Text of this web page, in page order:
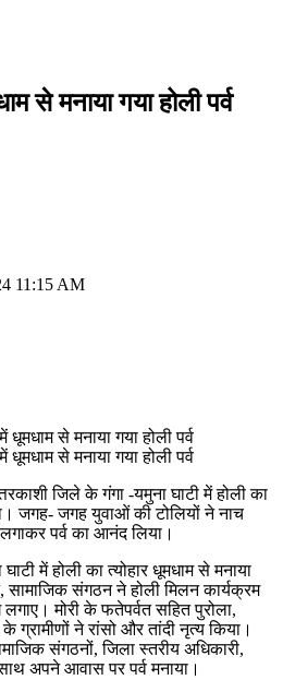
से मनाया गया होली पर्व
11:15 AM
जिले के गंगा -यमुना घाटी में होली का
जगह- जगह युवाओं की टोलियों ने नाच
पर्व का आनंद लिया।
में होली का त्योहार धूमधाम से मनाया
सामाजिक संगठन ने होली मिलन कार्यक्रम
मोरी के फतेपर्वत सहित पुरोला,
ग्रामीणों ने रांसो और तांदी नृत्य किया।
संगठनों, जिला स्तरीय अधिकारी,
अपने आवास पर पर्व मनाया।